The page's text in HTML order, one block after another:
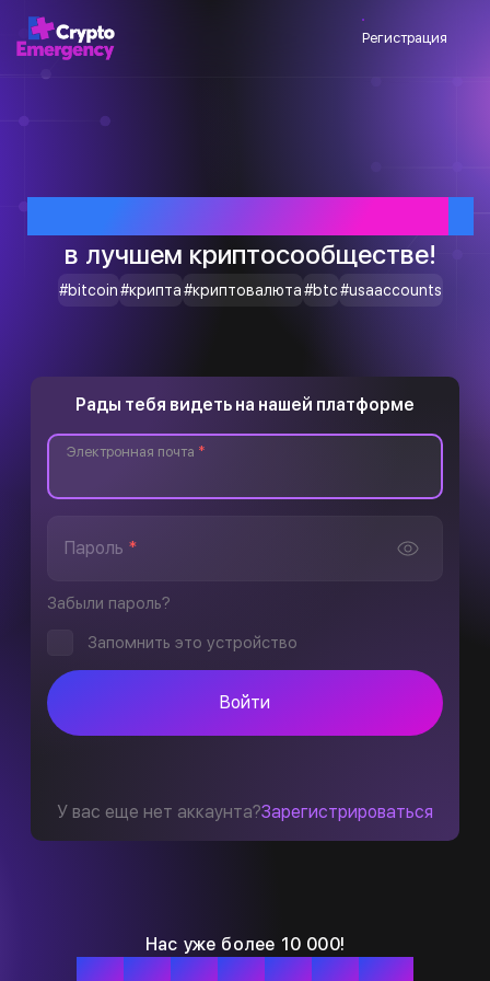
Регистрация
в лучшем криптосообществе!
#bitcoin#крипта#криптовалюта#btc#usaaccounts
Нас уже более 10 000!
Рады тебя видеть на нашей платформе
Электронная почта *
Пароль *
Забыли пароль?
Запомнить это устройство
Войти
У вас еще нет аккаунта?Зарегистрироваться